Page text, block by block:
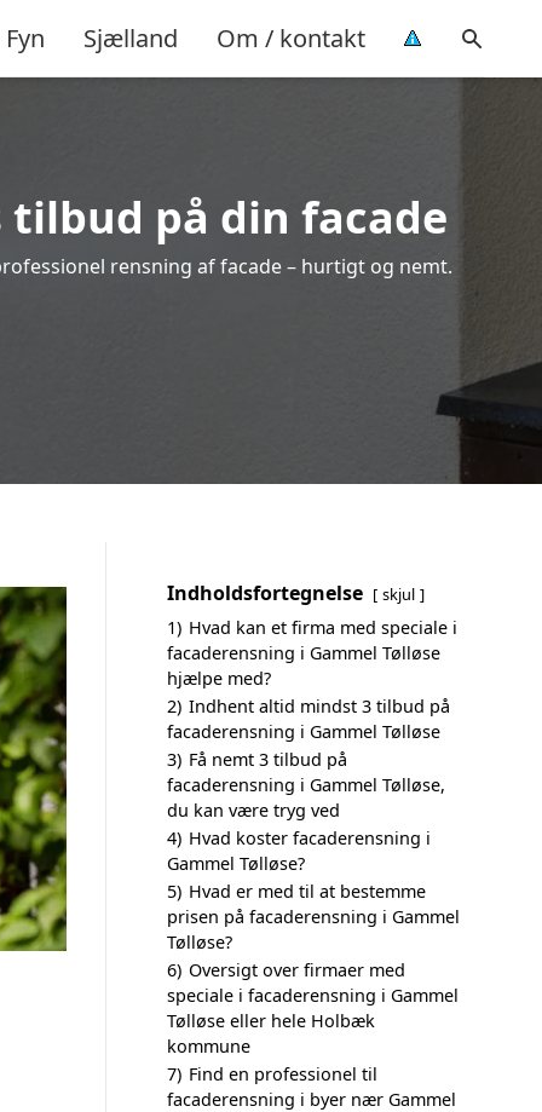
Fyn Sjælland Om / kontakt
tilbud på din facade
rensning af facade – hurtigt og nemt.
Indholdsfortegnelse skjul
1) Hvad kan et firma med speciale i
facaderensning i Gammel Tølløse
hjælpe med?
2) Indhent altid mindst 3 tilbud på
facaderensning i Gammel Tølløse
3) Få nemt 3 tilbud på
facaderensning i Gammel Tølløse,
du kan være tryg ved
4) Hvad koster facaderensning i
Gammel Tølløse?
5) Hvad er med til at bestemme
prisen på facaderensning i Gammel
Tølløse?
6) Oversigt over firmaer med
speciale i facaderensning i Gammel
Tølløse eller hele Holbæk
kommune
7) Find en professionel til
facaderensning i byer nær Gammel